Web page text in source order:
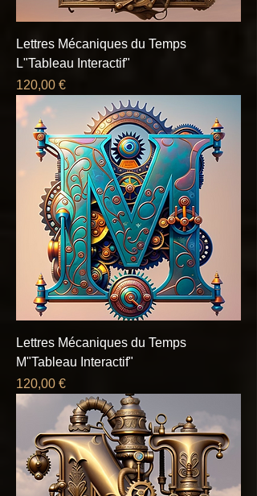
Lettres Mécaniques du Temps
L"Tableau Interactif"
Prix
120,00 €
Lettres Mécaniques du Temps
M"Tableau Interactif"
Prix
120,00 €